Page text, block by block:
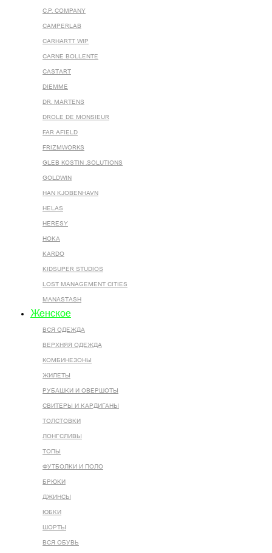
C.P. COMPANY
CAMPERLAB
CARHARTT WIP
CARNE BOLLENTE
CASTART
DIEMME
DR. MARTENS
DROLE DE MONSIEUR
FAR AFIELD
FRIZMWORKS
GLEB KOSTIN .SOLUTIONS
GOLDWIN
HAN KJOBENHAVN
HELAS
HERESY
HOKA
KARDO
KIDSUPER STUDIOS
LOST MANAGEMENT CITIES
MANASTASH
Женское
ВСЯ ОДЕЖДА
ВЕРХНЯЯ ОДЕЖДА
КОМБИНЕЗОНЫ
ЖИЛЕТЫ
РУБАШКИ И ОВЕРШОТЫ
СВИТЕРЫ И КАРДИГАНЫ
ТОЛСТОВКИ
ЛОНГСЛИВЫ
ТОПЫ
ФУТБОЛКИ И ПОЛО
БРЮКИ
ДЖИНСЫ
ЮБКИ
ШОРТЫ
ВСЯ ОБУВЬ